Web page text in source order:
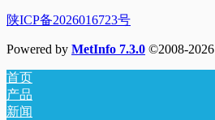
陕ICP备2026016723号
Powered by MetInfo 7.3.0 ©2008-2026
首页
产品
新闻